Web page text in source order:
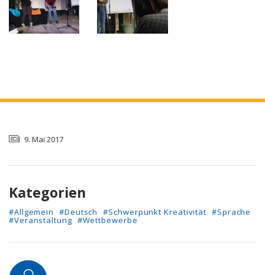
9. Mai 2017
Kategorien
#Allgemein #Deutsch #Schwerpunkt Kreativität #Sprache
#Veranstaltung #Wettbewerbe
Autor